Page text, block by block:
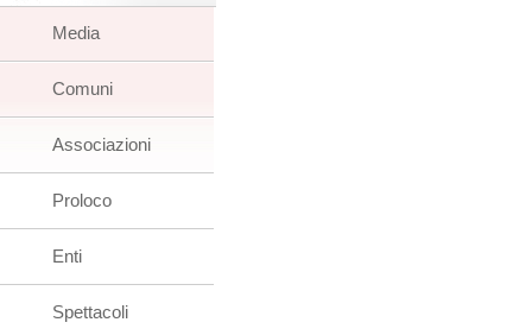
Media
Comuni
Associazioni
Proloco
Enti
Spettacoli